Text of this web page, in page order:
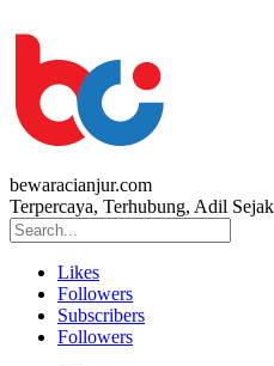
bewaracianjur.com
Terpercaya, Terhubung, Adil
Likes
Followers
Subscribers
Followers